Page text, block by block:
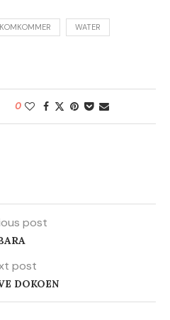
KOMKOMMER WATER
0
post
post
DOKOEN